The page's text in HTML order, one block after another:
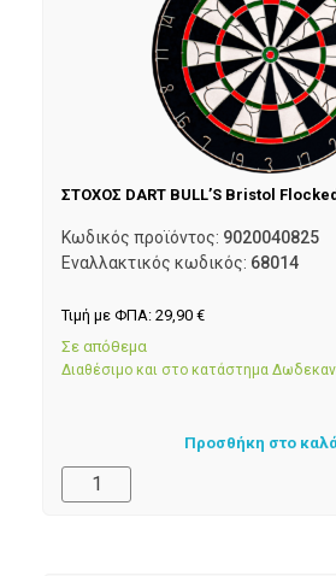
ΣΤΟΧΟΣ DART BULL’S Bristol
Κωδικός προϊόντος: 9020040825
Εναλλακτικός κωδικός: 68014
Τιμή με ΦΠΑ: 29,90 €
Σε απόθεμα
Διαθέσιμο και στο κατάστημα
Προσθήκη στο